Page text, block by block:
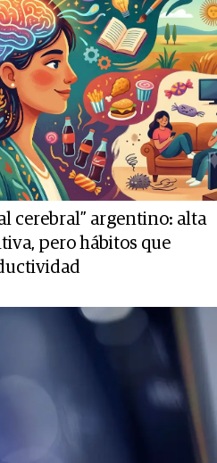
cerebral” argentino: alta
pero hábitos que